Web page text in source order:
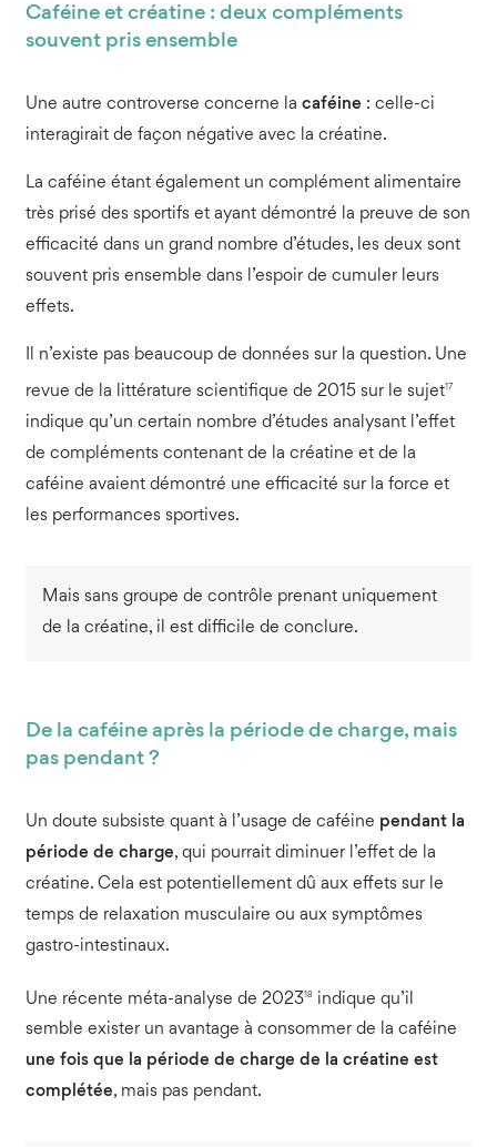
Caféine et créatine : deux compléments
souvent pris ensemble
Une autre controverse concerne la caféine : celle-ci
interagirait de façon négative avec la créatine.
La caféine étant également un complément alimentaire
très prisé des sportifs et ayant démontré la preuve de son
efficacité dans un grand nombre d’études, les deux sont
souvent pris ensemble dans l’espoir de cumuler leurs
effets.
Il n’existe pas beaucoup de données sur la question. Une
revue de la littérature scientifique de 2015 sur le sujet17
indique qu’un certain nombre d’études analysant l’effet
de compléments contenant de la créatine et de la
caféine avaient démontré une efficacité sur la force et
les performances sportives.
Mais sans groupe de contrôle prenant uniquement
de la créatine, il est difficile de conclure.
De la caféine après la période de charge, mais
pas pendant ?
Un doute subsiste quant à l’usage de caféine pendant la
période de charge, qui pourrait diminuer l’effet de la
créatine. Cela est potentiellement dû aux effets sur le
temps de relaxation musculaire ou aux symptômes
gastro-intestinaux.
Une récente méta-analyse de 202318indique qu’il
semble exister un avantage à consommer de la caféine
une fois que la période de charge de la créatine est
complétée, mais pas pendant.